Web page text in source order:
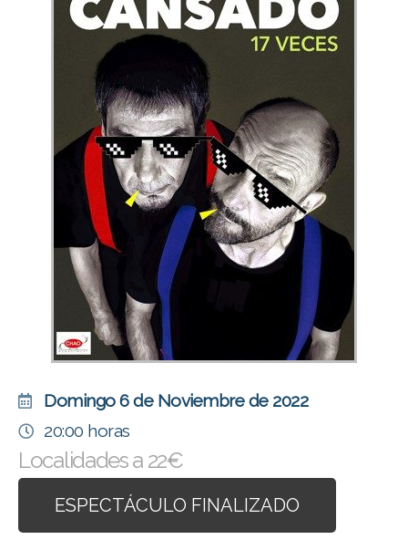
Domingo 6 de Noviembre de 2022
20:00 horas
Localidades a 22€
ESPECTÁCULO FINALIZADO